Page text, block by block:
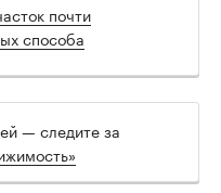
почти
способа
— следите за